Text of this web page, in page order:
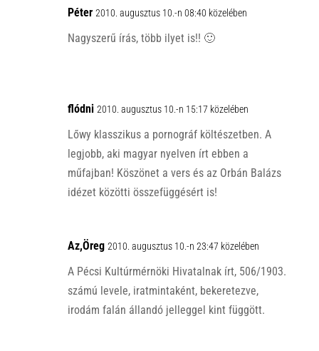
o
Péter 2010. augusztus 10.-n 08:40 közelében
Nagyszerű írás, több ilyet is!! 🙂
flódni 2010. augusztus 10.-n 15:17 közelében
Lőwy klasszikus a pornográf költészetben. A
legjobb, aki magyar nyelven írt ebben a
műfajban! Köszönet a vers és az Orbán Balázs
idézet közötti összefüggésért is!
Az,Öreg 2010. augusztus 10.-n 23:47 közelében
A Pécsi Kultúrmérnöki Hivatalnak írt, 506/1903.
számú levele, iratmintaként, bekeretezve,
irodám falán állandó jelleggel kint függött.